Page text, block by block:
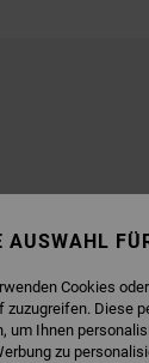
AUSWAHL
Cookies
Diese
um Ihnen
zu